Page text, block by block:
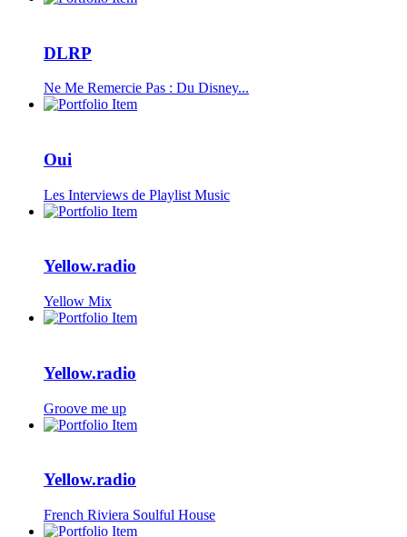
DLRP
Ne Me Remercie Pas : Du Disney...
Oui
Les Interviews de Playlist Music
Yellow.radio
Yellow Mix
Yellow.radio
Groove me up
Yellow.radio
French Riviera Soulful House